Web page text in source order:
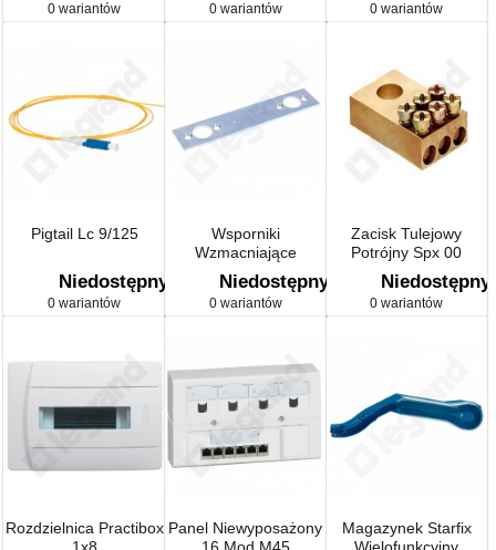
0 wariantów 0 wariantów 0 wariantów
Pigtail Lc 9/125
Niedostępny
0 wariantów
Wsporniki
Wzmacniające
łączenie Poziome
Niedostępny
0 wariantów
Zacisk Tulejowy
Potrójny Spx 00
Niedostępny
0 wariantów
Rozdzielnica Practibox Panel Niewyposażony
Magazynek Starfix